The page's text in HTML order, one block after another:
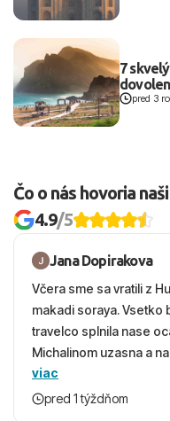
7
pred 3
Čo o nás hovoria
4.9/5
Jana Dopirakova
Včera sme sa vratili z
makadi soraya. Vsetko
travelco splnila nase
Michalinom uzasna a
vecernych hodinach
krasny, cisty. Sluzby
viac
pred 1 týždňom